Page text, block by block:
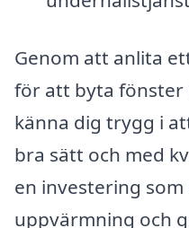
Genom att anlita
för att byta fönster
känna dig trygg i
bra sätt och med
en investering
uppvärmning och